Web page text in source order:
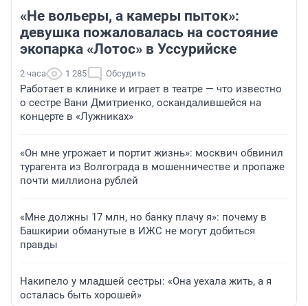
«Не вольеры, а камеры пыток»:
девушка пожаловалась на состояние
экопарка «Лотос» в Уссурийске
2 часа 1 285 Обсудить
Работает в клинике и играет в театре — что известно
о сестре Вани Дмитриенко, оскандалившейся на
концерте в «Лужниках»
«Он мне угрожает и портит жизнь»: москвич обвинил
турагента из Волгограда в мошенничестве и пропаже
почти миллиона рублей
«Мне должны 17 млн, но банку плачу я»: почему в
Башкирии обманутые в ИЖС не могут добиться
правды
Накипело у младшей сестры: «Она уехала жить, а я
осталась быть хорошей»